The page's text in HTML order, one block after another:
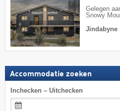
Gelegen
Snowy
Jindabyne
Accommodatie zoeken
Inchecken – Uitchecken